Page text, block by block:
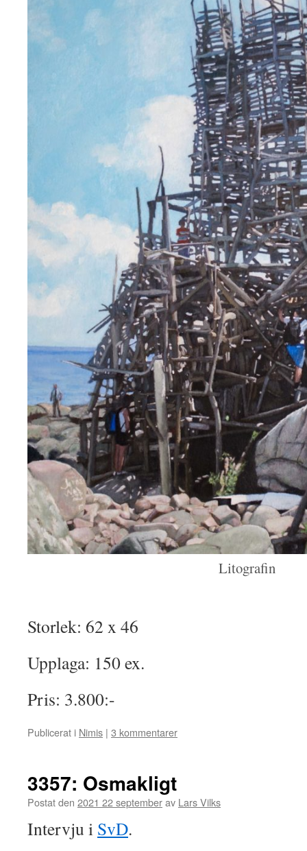
Litografin
Storlek: 62 x 46
Upplaga: 150 ex.
Pris: 3.800:-
Publicerat i Nimis | 3 kommentarer
3357: Osmakligt
Postat den 2021 22 septemberav Lars Vilks
Intervju i SvD.